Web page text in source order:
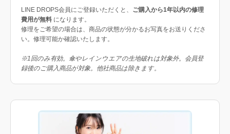
LINE DROPS会員にご登録いただくと、 ご購入から1年以内の修理
費用が無料 になります。
修理をご希望の場合は、商品の状態が分かるお写真をお送りくださ
い。修理可能か確認いたします。
※1回のみ有効。傘やレインウエアの生地破れは対象外。会員登
録後のご購入商品が対象。他社商品は除きます。